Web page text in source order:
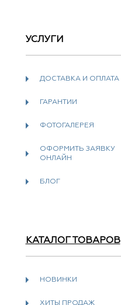
УСЛУГИ
ДОСТАВКА И ОПЛАТА
ГАРАНТИИ
ФОТОГАЛЕРЕЯ
ОФОРМИТЬ ЗАЯВКУ
ОНЛАЙН
БЛОГ
КАТАЛОГ ТОВАРОВ
НОВИНКИ
ХИТЫ ПРОДАЖ